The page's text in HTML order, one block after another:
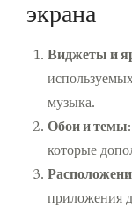
экрана
Виджеты и
музыка.
Обои и темы
которые
приложения